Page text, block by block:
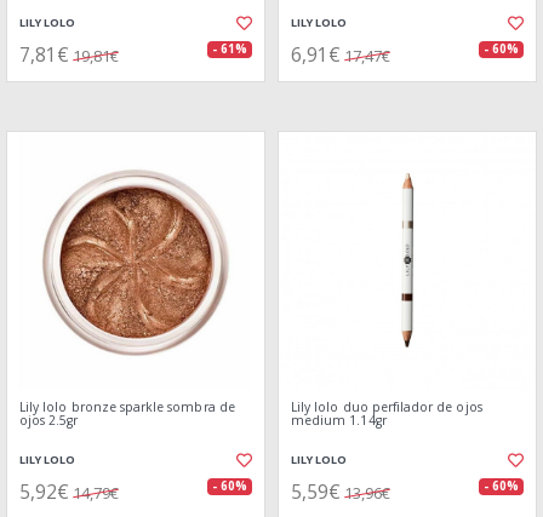
LILY LOLO
7,81€ 19,81€ - 61%
LILY LOLO
6,91€ 17,47€ - 60%
Lily lolo bronze sparkle sombra de
ojos 2.5gr
LILY LOLO
5,92€ 14,79€ - 60%
Lily lolo duo perfilador de ojos
medium 1.14gr
LILY LOLO
5,59€ 13,96€ - 60%